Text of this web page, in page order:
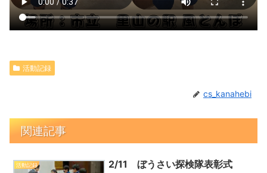
活動記録
cs_kanahebi
関連記事
活動記録 2/11 ぼうさい探検隊表彰式